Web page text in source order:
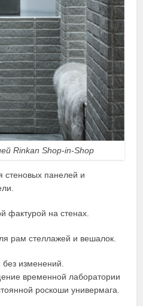
Rinkan Shop-in-Shop
панелей и
фактурой на стенах.
рам стеллажей и вешалок.
изменений.
временной лаборатории
роскоши универмага.